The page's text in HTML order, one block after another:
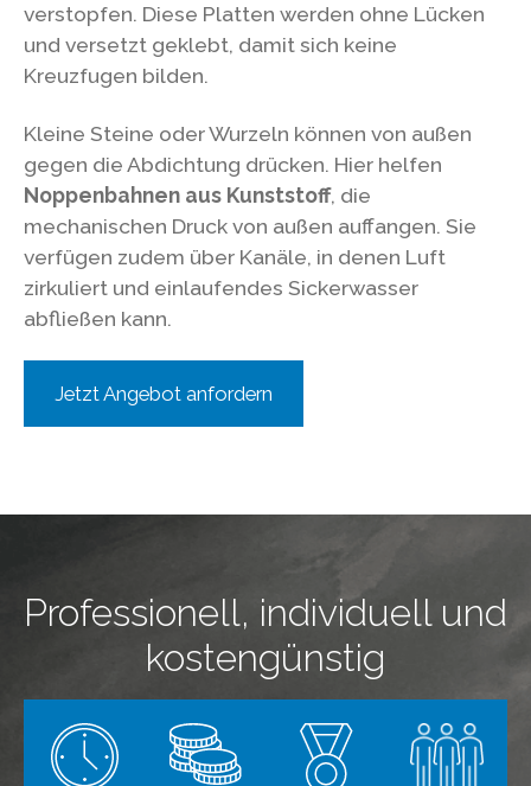
verstopfen. Diese Platten werden ohne Lücken
und versetzt geklebt, damit sich keine
Kreuzfugen bilden.
Kleine Steine oder Wurzeln können von außen
gegen die Abdichtung drücken. Hier helfen
Noppenbahnen aus Kunststoff, die
mechanischen Druck von außen auffangen. Sie
verfügen zudem über Kanäle, in denen Luft
zirkuliert und einlaufendes Sickerwasser
abfließen kann.
Jetzt Angebot anfordern
Professionell, individuell und
kostengünstig